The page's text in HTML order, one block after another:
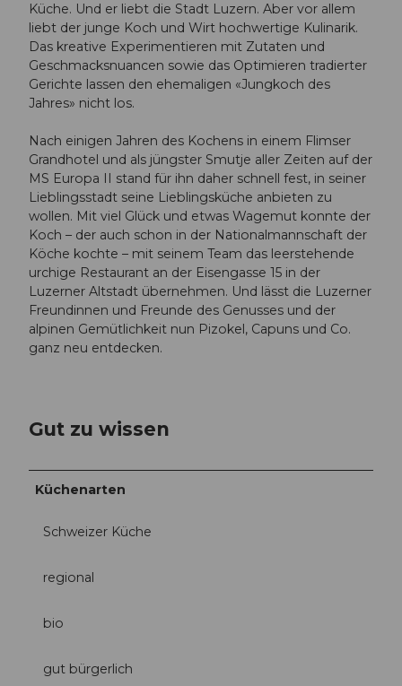
Küche. Und er liebt die Stadt Luzern. Aber vor allem
liebt der junge Koch und Wirt hochwertige Kulinarik.
Das kreative Experimentieren mit Zutaten und
Geschmacksnuancen sowie das Optimieren tradierter
Gerichte lassen den ehemaligen «Jungkoch des
Jahres» nicht los.
Nach einigen Jahren des Kochens in einem Flimser
Grandhotel und als jüngster Smutje aller Zeiten auf der
MS Europa II stand für ihn daher schnell fest, in seiner
Lieblingsstadt seine Lieblingsküche anbieten zu
wollen. Mit viel Glück und etwas Wagemut konnte der
Koch – der auch schon in der Nationalmannschaft der
Köche kochte – mit seinem Team das leerstehende
urchige Restaurant an der Eisengasse 15 in der
Luzerner Altstadt übernehmen. Und lässt die Luzerner
Freundinnen und Freunde des Genusses und der
alpinen Gemütlichkeit nun Pizokel, Capuns und Co.
ganz neu entdecken.
Gut zu wissen
Küchenarten
Schweizer Küche
regional
bio
gut bürgerlich